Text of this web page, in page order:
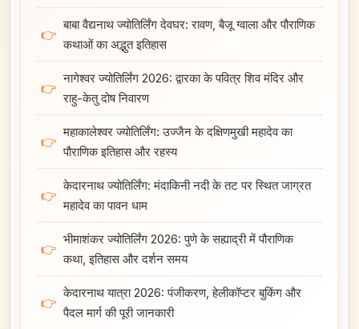
👉
बाबा वैद्यनाथ ज्योतिर्लिंग देवघर: रावण, बैजू ग्वाला और पौराणिक
कथाओं का अद्भुत इतिहास
👉
नागेश्वर ज्योतिर्लिंग 2026: द्वारका के पवित्र शिव मंदिर और
राहु-केतु दोष निवारण
👉
महाकालेश्वर ज्योतिर्लिंग: उज्जैन के दक्षिणमुखी महादेव का
पौराणिक इतिहास और रहस्य
👉
केदारनाथ ज्योतिर्लिंग: मंदाकिनी नदी के तट पर स्थित जाग्रत
महादेव का पावन धाम
👉
भीमाशंकर ज्योतिर्लिंग 2026: पुणे के सह्याद्री में पौराणिक
कथा, इतिहास और दर्शन समय
👉
केदारनाथ यात्रा 2026: पंजीकरण, हेलीकॉप्टर बुकिंग और
पैदल मार्ग की पूरी जानकारी